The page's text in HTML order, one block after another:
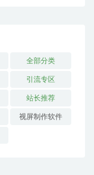
全部分类
引流专区
站长推荐
视屏制作软件